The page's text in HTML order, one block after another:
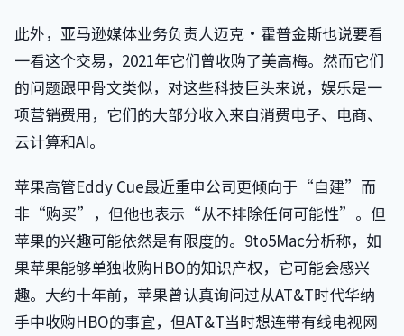
此外，亚马逊媒体业务负责人迈克·霍普金斯也说要看
一看这个交易，2021年它们曾收购了美高梅。然而它们
的问题跟甲骨文类似，对这些科技巨头来说，娱乐是一
项营销费用，它们的大部分收入来自消费电子、电商、
云计算和AI。
苹果高管Eddy Cue最近重申公司更倾向于“自建”而
非“购买”，但他也表示“从不排除任何可能性”。但
苹果的兴趣可能依然是有限度的。9to5Mac分析称，如
果苹果能够单独收购HBO的知识产权，它可能会感兴
趣。大约十年前，苹果曾认真询问过从AT&T时代华纳
手中收购HBO的事宜，但AT&T当时想连带有线电视网